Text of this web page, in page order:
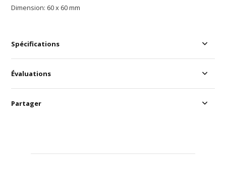
Dimension: 60 x 60 mm
Spécifications
Évaluations
Partager